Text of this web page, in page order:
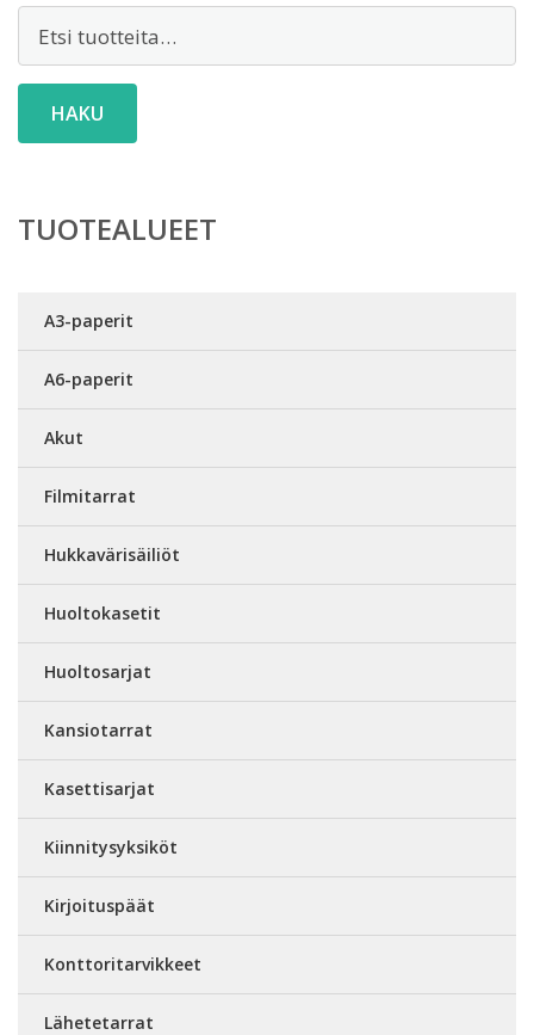
HAKU
TUOTEALUEET
A3-paperit
A6-paperit
Akut
Filmitarrat
Hukkavärisäiliöt
Huoltokasetit
Huoltosarjat
Kansiotarrat
Kasettisarjat
Kiinnitysyksiköt
Kirjoituspäät
Konttoritarvikkeet
Lähetetarrat